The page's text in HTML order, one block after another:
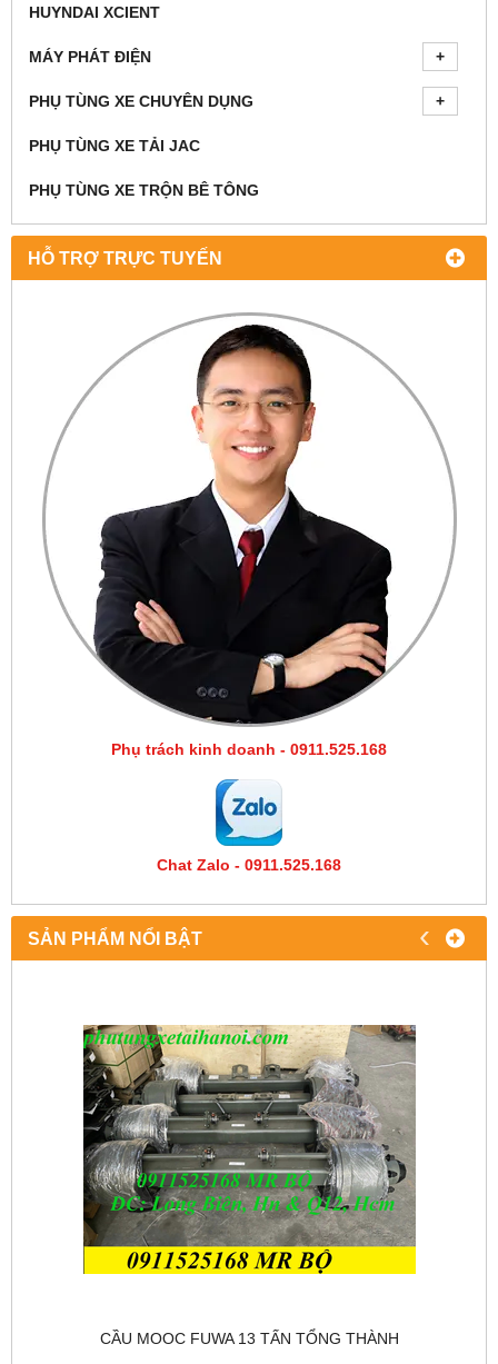
HUYNDAI XCIENT
MÁY PHÁT ĐIỆN
PHỤ TÙNG XE CHUYÊN DỤNG
PHỤ TÙNG XE TẢI JAC
PHỤ TÙNG XE TRỘN BÊ TÔNG
HỖ TRỢ TRỰC TUYẾN
Phụ trách kinh doanh - 0911.525.168
Chat Zalo - 0911.525.168
SẢN PHẨM NỔI BẬT
CẦU MOOC FUWA 13 TẤN TỔNG THÀNH
‹ ›